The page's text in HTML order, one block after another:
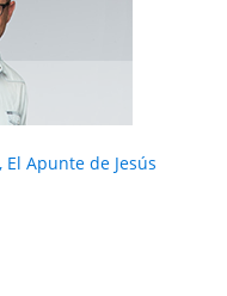
Apunte de Jesús